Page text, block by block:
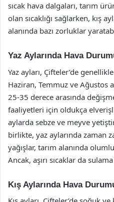
sıcak hava dalgaları, tarım
olan sıcaklığı sağlarken, kış
alanında bazı zorluklar
Yaz Aylarında Hava
Yaz ayları, Çifteler’de
Haziran, Temmuz ve Ağustos
25-35 derece arasında
faaliyetleri için oldukça
aylarda sebze ve meyve
birlikte, yaz aylarında zaman
yağışlar, tarım alanında
Ancak, aşırı sıcaklar da
Kış Aylarında Hava